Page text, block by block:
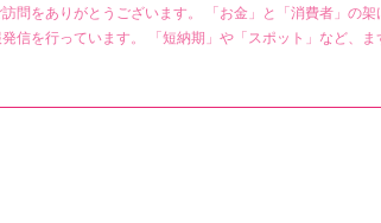
問をありがとうございます。 「お金」と「消費者」の
信を行っています。 「短納期」や「スポット」など、ま